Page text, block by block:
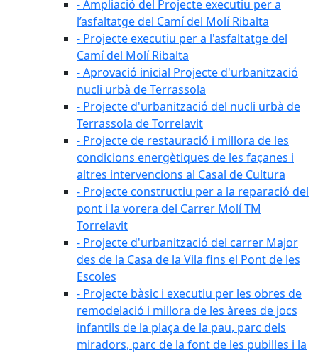
- Ampliació del Projecte executiu per a
l’asfaltatge del Camí del Molí Ribalta
- Projecte executiu per a l'asfaltatge del
Camí del Molí Ribalta
- Aprovació inicial Projecte d'urbanització
nucli urbà de Terrassola
- Projecte d'urbanització del nucli urbà de
Terrassola de Torrelavit
- Projecte de restauració i millora de les
condicions energètiques de les façanes i
altres intervencions al Casal de Cultura
- Projecte constructiu per a la reparació del
pont i la vorera del Carrer Molí TM
Torrelavit
- Projecte d'urbanització del carrer Major
des de la Casa de la Vila fins el Pont de les
Escoles
- Projecte bàsic i executiu per les obres de
remodelació i millora de les àrees de jocs
infantils de la plaça de la pau, parc dels
miradors, parc de la font de les pubilles i la